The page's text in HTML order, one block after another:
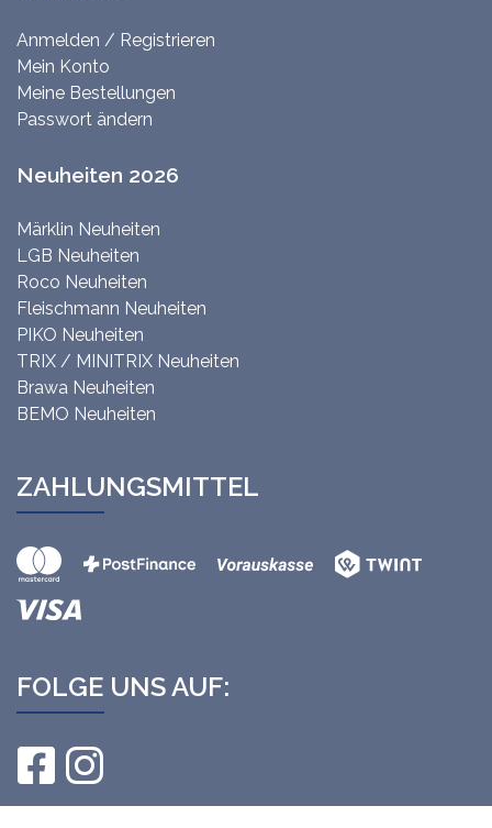
Anmelden / Registrieren
Mein Konto
Meine Bestellungen
Passwort ändern
Neuheiten 2026
Märklin Neuheiten
LGB Neuheiten
Roco Neuheiten
Fleischmann Neuheiten
PIKO Neuheiten
TRIX / MINITRIX Neuheiten
Brawa Neuheiten
BEMO Neuheiten
ZAHLUNGSMITTEL
FOLGE UNS AUF: